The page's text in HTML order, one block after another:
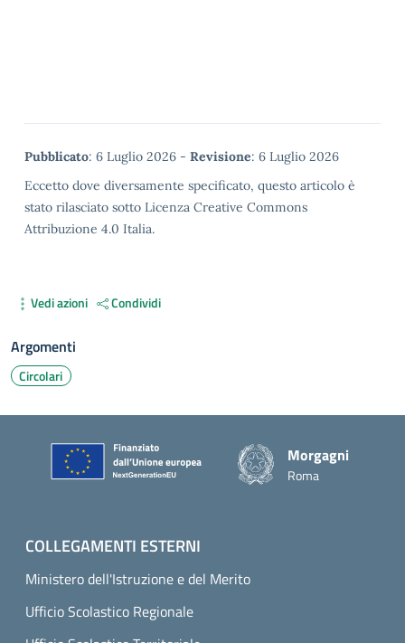
Metadata
Pubblicato: 6 Luglio 2026 - Revisione: 6 Luglio 2026
Eccetto dove diversamente specificato, questo articolo è
stato rilasciato sotto Licenza Creative Commons
Attribuzione 4.0 Italia.
Vedi azioni Condividi
Argomenti
Circolari
Piè di pagina
Morgagni
Roma
COLLEGAMENTI ESTERNI
Ministero dell'Istruzione e del Merito
Ufficio Scolastico Regionale